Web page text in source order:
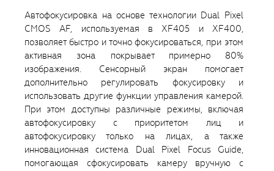
Автофокусировка на основе технологии Dual Pixel
CMOS AF, используемая в XF405 и XF400,
позволяет быстро и точно фокусироваться, при этом
активная зона покрывает примерно 80%
изображения. Сенсорный экран помогает
дополнительно регулировать фокусировку и
использовать другие функции управления камерой.
При этом доступны различные режимы, включая
автофокусировку с приоритетом лиц и
автофокусировку только на лицах, а также
инновационная система Dual Pixel Focus Guide,
помогающая сфокусировать камеру вручную с